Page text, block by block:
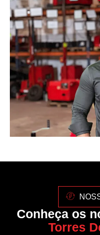
Conheça os
Torres